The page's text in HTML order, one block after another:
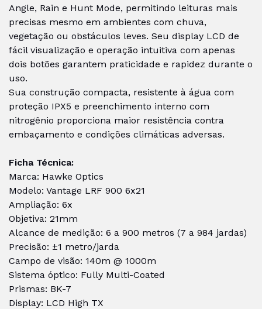
Angle, Rain e Hunt Mode, permitindo leituras mais
precisas mesmo em ambientes com chuva,
vegetação ou obstáculos leves. Seu display LCD de
fácil visualização e operação intuitiva com apenas
dois botões garantem praticidade e rapidez durante o
uso.
Sua construção compacta, resistente à água com
proteção IPX5 e preenchimento interno com
nitrogênio proporciona maior resistência contra
embaçamento e condições climáticas adversas.
Ficha Técnica:
Marca: Hawke Optics
Modelo: Vantage LRF 900 6x21
Ampliação: 6x
Objetiva: 21mm
Alcance de medição: 6 a 900 metros (7 a 984 jardas)
Precisão: ±1 metro/jarda
Campo de visão: 140m @ 1000m
Sistema óptico: Fully Multi-Coated
Prismas: BK-7
Display: LCD High TX